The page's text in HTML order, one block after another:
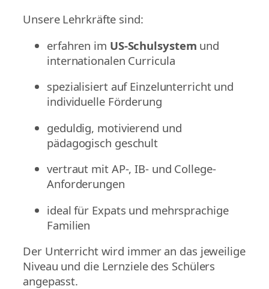
Unsere Lehrkräfte sind:
erfahren im US-Schulsystem und
internationalen Curricula
spezialisiert auf Einzelunterricht und
individuelle Förderung
geduldig, motivierend und
pädagogisch geschult
vertraut mit AP-, IB- und College-
Anforderungen
ideal für Expats und mehrsprachige
Familien
Der Unterricht wird immer an das jeweilige
Niveau und die Lernziele des Schülers
angepasst.